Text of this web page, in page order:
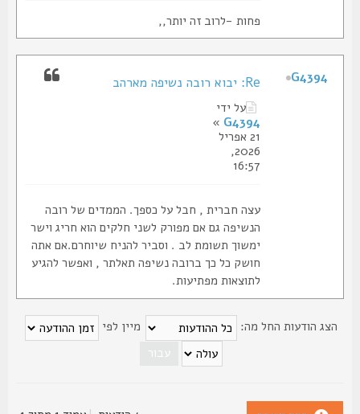
פחות -לרוב זה יותר,,
על ידי
G4394
»
21 אפריל
2026,
16:57
עצה חברית , חבל על כספך. הממדים של רובה
הנשיפה גם אם מפורק לשני חלקים הוא חריג וישר
ימשוך תשומת לב . וסביר להניח שיוחרם.אם אתה
חושק כל כך ברובה נשיפה תאלתר , ואפשר להגיע
לתוצאות מפתיעות.
G4394
הודעות החל מה: מיין לפי